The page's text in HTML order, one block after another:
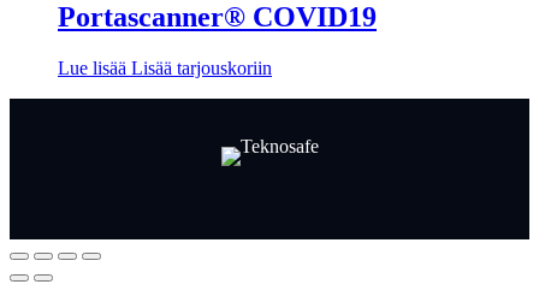
Portascanner® COVID19
Lue lisää Lisää tarjouskoriin